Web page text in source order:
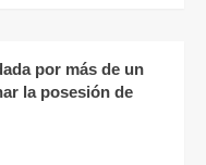
por más de un
la posesión de